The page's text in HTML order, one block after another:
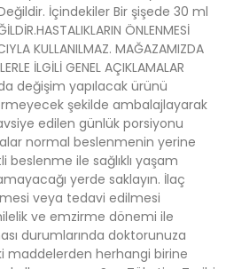
İçindekiler Bir şişede 30 ml
ÖNLENMESİ
KULLANILMAZ. MAĞAZAMIZDA
İLGİLİ GENEL AÇIKLAMALAR
değişim yapılacak ürünü
şekilde ambalajlayarak
edilen günlük porsiyonu
normal beslenmenin yerine
ile sağlıklı yaşam
yerde saklayın. İlaç
veya tedavi edilmesi
ve emzirme dönemi ile
durumlarında doktorunuza
maddelerden herhangi birine